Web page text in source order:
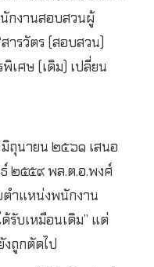
นักงานสอบสวนผู้
ารวัตร (สอบสวน)
ศษ (เดิม) เปลี่ยน
ถุนายน ๒๕๖๑ เสนอ
๒๕๕๙ พล.ต.อ.พงศ์
ตำแหน่งพนักงาน
รับเหมือนเดิม” แต่
ถูกตัดไป